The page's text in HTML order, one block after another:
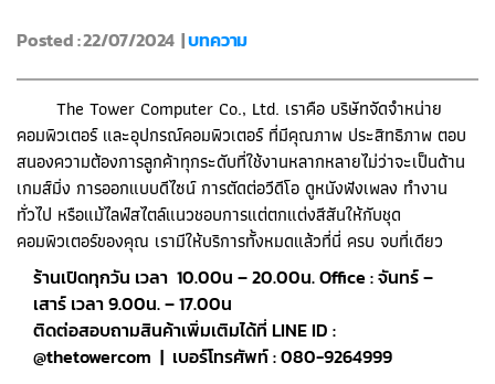
Posted : 22/07/2024 |บทความ
The Tower Computer Co., Ltd. เราคือ บริษัทจัดจำหน่าย
คอมพิวเตอร์ และอุปกรณ์คอมพิวเตอร์ ที่มีคุณภาพ ประสิทธิภาพ ตอบ
สนองความต้องการลูกค้าทุกระดับที่ใช้งานหลากหลายไม่ว่าจะเป็นด้าน
เกมส์มิ่ง การออกแบบดีไซน์ การตัดต่อวีดีโอ ดูหนังฟังเพลง ทำงาน
ทั่วไป หรือแม้ไลฟ์สไตล์แนวชอบการแต่ตกแต่งสีสันให้กับชุด
คอมพิวเตอร์ของคุณ เรามีให้บริการทั้งหมดแล้วที่นี่ ครบ จบที่เดียว
ร้านเปิดทุกวัน เวลา 10.00น – 20.00น. Office : จันทร์ –
เสาร์ เวลา 9.00น. – 17.00น
ติดต่อสอบถามสินค้าเพิ่มเติมได้ที่ LINE ID :
@thetowercom | เบอร์โทรศัพท์ : 080-9264999